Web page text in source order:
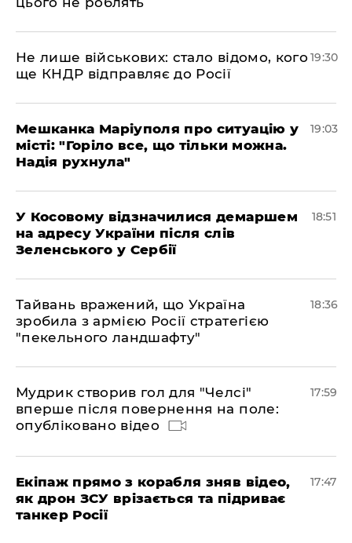
Не лише військових: стало відомо, кого
ще КНДР відправляє до Росії
19:30
Мешканка Маріуполя про ситуацію у
місті: "Горіло все, що тільки можна.
Надія рухнула"
19:03
У Косовому відзначилися демаршем
на адресу України після слів
Зеленського у Сербії
18:51
Тайвань вражений, що Україна
зробила з армією Росії стратегією
"пекельного ландшафту"
18:36
Мудрик створив гол для "Челсі"
вперше після повернення на поле:
опубліковано відео
17:59
Екіпаж прямо з корабля зняв відео,
як дрон ЗСУ врізається та підриває
танкер Росії
17:47